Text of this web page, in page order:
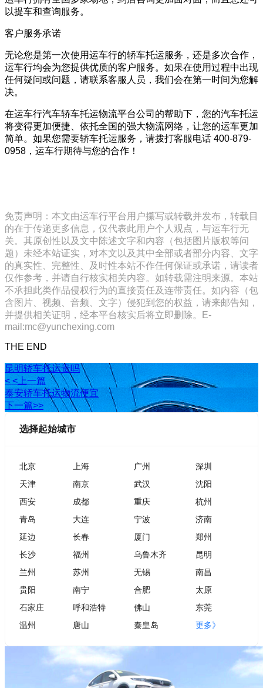
以提车和查询服务。
客户服务承诺
无论您是第一次使用运车行的轿车托运服务，还是多次合作，
运车行均会为您提供优质的客户服务。如果在使用过程中出现
任何疑问或问题，请联系客服人员，我们会在第一时间为您解
决。
在运车行汽车轿车托运物流平台公司的帮助下，您的汽车托运
将变得更加便捷、依托全国的强大物流网络，让您的运车更加
简单。如果您需要轿车托运服务，请拨打客服电话 400-879-
0958，运车行期待与您的合作！
免责声明：本文由运车行平台用户攥写或转载并发布，转载目
的在于传递更多信息，仅代表此用户个人观点，与运车行无
关。其原创性以及文中陈述文字和内容（包括图片版权等问
题）未经本站证实，对本文以及其中全部或者部分内容、文字
的真实性、完整性、及时性本站不作任何保证或承诺，请读者
仅作参考，并请自行核实相关内容。如转载需注明来源。本站
不承担此类作品侵权行为的直接责任及连带责任。如内容（包
含图片、视频、音频、文字）侵犯到您的权益，请来邮告知，
并提供相关证明，经本平台核实后将立即删除。E-
mail:mc@yunchexing.com
THE END
昆明轿车托运贵吗
< <上一篇
泰安轿车托运物流便宜
下一篇>>
选择起始城市
北京 上海 广州
深圳
天津
南京 武汉
沈阳
西安
成都 重庆
杭州
青岛
大连 宁波
济南
延边
长春 厦门
郑州
长沙
福州 乌鲁木齐
昆明
兰州
苏州 无锡
南昌
贵阳
南宁 合肥
太原
石家庄
呼和浩特 佛山
东莞
温州
唐山 秦皇岛 更多》